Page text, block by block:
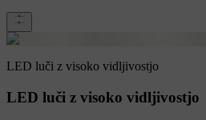
LED luči z visoko vidljivostjo
LED luči z visoko vidljivostjo